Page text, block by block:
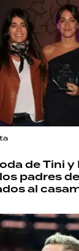
de Tini y
padres
al